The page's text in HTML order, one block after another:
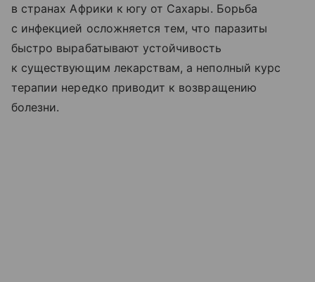
в странах Африки к югу от Сахары. Борьба
с инфекцией осложняется тем, что паразиты
быстро вырабатывают устойчивость
к существующим лекарствам, а неполный курс
терапии нередко приводит к возвращению
болезни.